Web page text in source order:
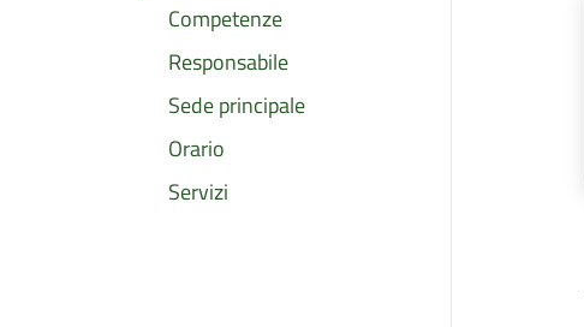
Competenze
Responsabile
Sede principale
Orario
Servizi